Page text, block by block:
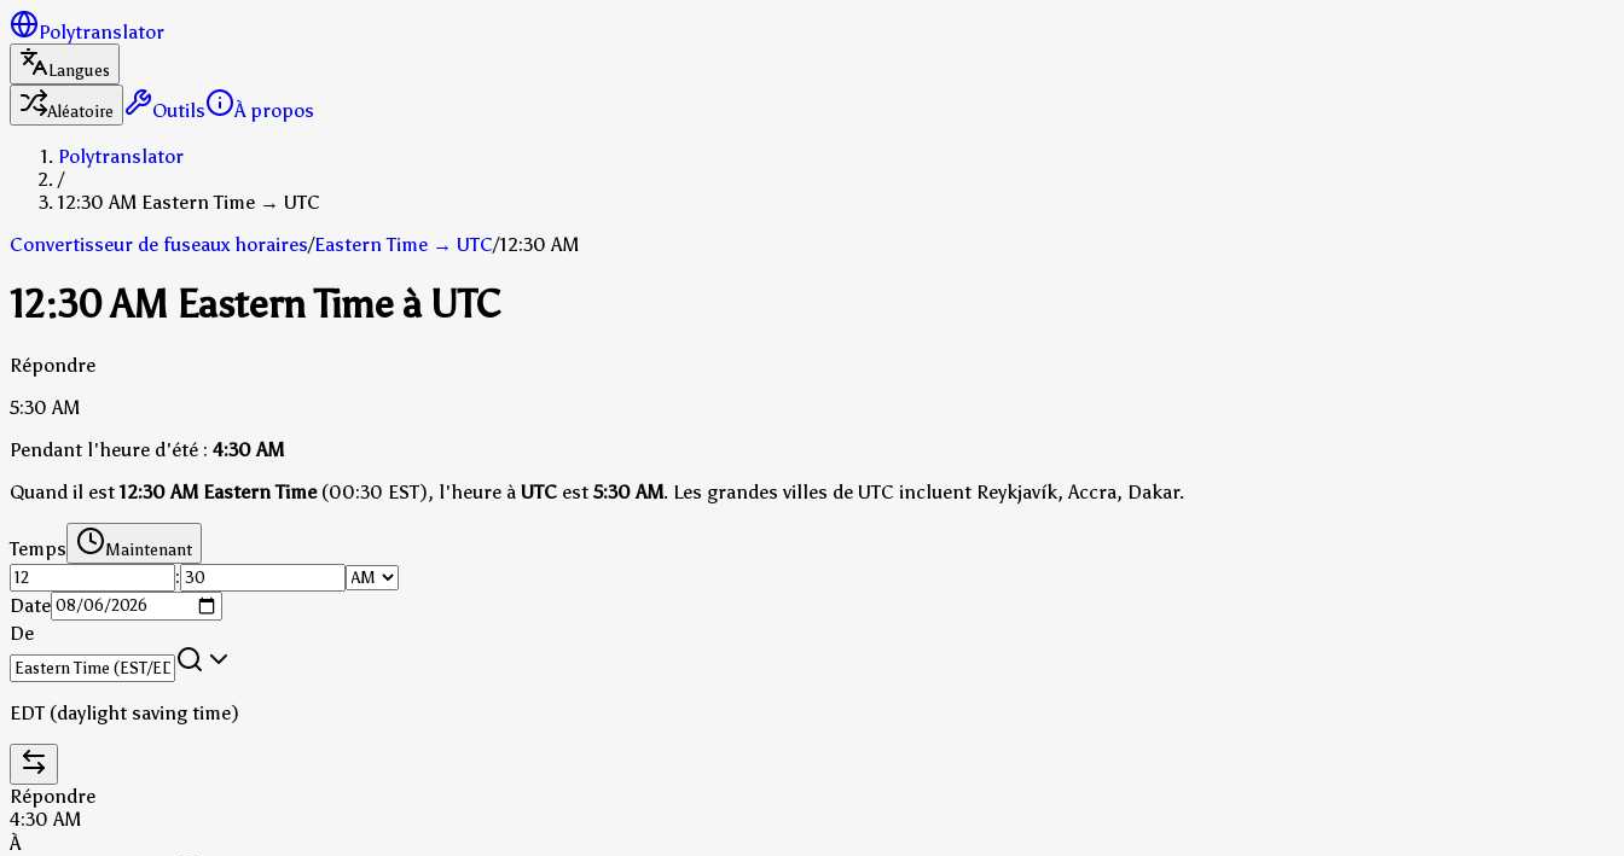
Polytranslator
Langues
Aléatoire
Outils
À propos
Polytranslator
/
12:30 AM Eastern Time → UTC
Convertisseur de fuseaux horaires/Eastern Time → UTC/12:30 AM
12:30 AM Eastern Time à UTC
Répondre
5:30 AM
Pendant l'heure d'été : 4:30 AM
Quand il est12:30 AM Eastern Time(00:30 EST), l'heure à UTC est 5:30 AM. Les grandes villes de UTC incluent Reykjavík, Accra, Dakar.
Temps Maintenant
:
Date
De
EDT (daylight saving time)
Répondre
4:30 AM
À